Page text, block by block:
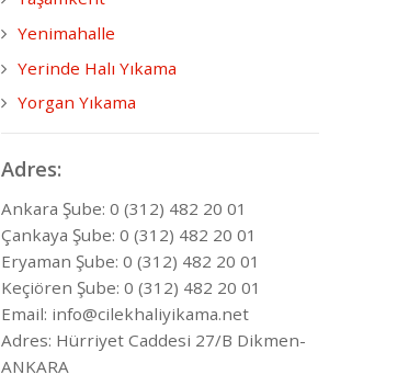
Yenimahalle
Yerinde Halı Yıkama
Yorgan Yıkama
Adres:
Ankara Şube: 0 (312) 482 20 01
Çankaya Şube: 0 (312) 482 20 01
Eryaman Şube: 0 (312) 482 20 01
Keçiören Şube: 0 (312) 482 20 01
Email: info@cilekhaliyikama.net
Adres: Hürriyet Caddesi 27/B Dikmen-
ANKARA